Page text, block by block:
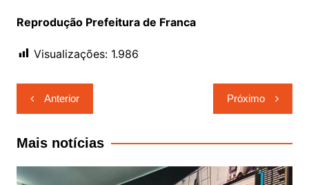
Reprodução Prefeitura de Franca
Visualizações: 1.986
Navegação
de
Post
Anterior Próximo
Mais notícias